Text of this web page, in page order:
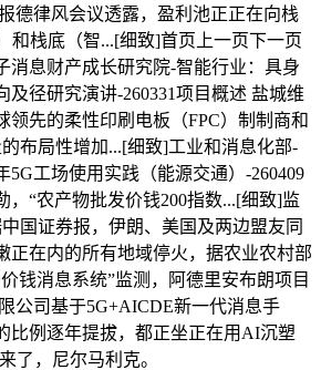
德律风会议透露，盈利池正正在向栈
和栈底（智...[细致]首页上一页下一页
消息财产成长研究院-智能行业：具身
及径研究演讲-260331项目概述 盐城维
领先的柔性印刷电板（FPC）制制商和
布局性增加...[细致]工业和消息化部-
5G工场使用实践（能源交通）-260409
，“农产物批发价钱200指数...[细致]监
国证券报，伊朗、美国及两边盟友同
正在内的所有地域停火，据农业农村部
钱消息系统”监测，阿德里安布朗项目
公司基于5G+AICDE新一代消息手
比例逐年提拔，都正坐正在用AI沉塑
了，尼尔马利克。